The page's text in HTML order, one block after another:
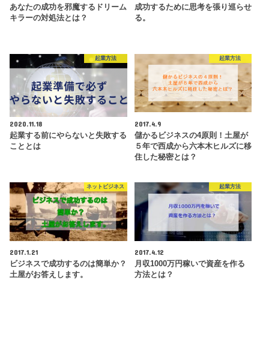
あなたの成功を邪魔するドリーム
キラーの対処法とは？
成功するために思考を張り巡らせ
る。
起業方法
2020.11.18
起業する前にやらないと失敗する
こととは
起業方法
2017.4.9
儲かるビジネスの4原則！土屋が
５年で西成から六本木ヒルズに移
住した秘密とは？
ネットビジネス
2017.1.21
ビジネスで成功するのは簡単か？
土屋がお答えします。
起業方法
2017.4.12
月収1000万円稼いで資産を作る
方法とは？